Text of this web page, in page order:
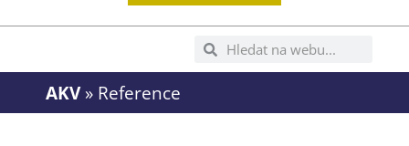
AKV» Reference